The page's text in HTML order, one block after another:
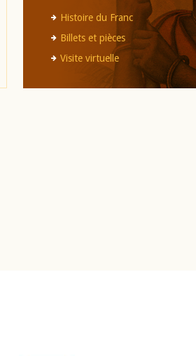
Histoire du Franc
Billets et pièces
Visite virtuelle